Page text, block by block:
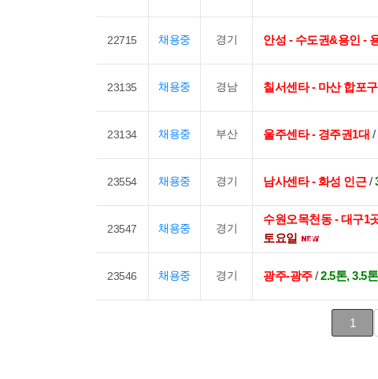
22715 채용중 경기 안성 - 수도권&용인 -
23135 채용중 경남 칠서센타 - 마산 합포
23134 채용중 부산 울주센타 - 경주권1대 /
23554 채용중 경기 남사센타 - 화성 인근/
23547 채용중 경기
수원오목천동 - 대구1
토요일
23546 채용중 경기 광주-광주/2.5톤, 3.5
1